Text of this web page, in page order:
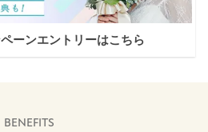
ーンエントリーはこちら
BENEFITS